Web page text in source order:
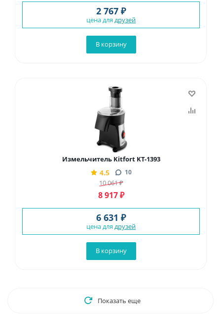
2 767 ₽
цена для друзей
В корзину
Измельчитель Kitfort KT-1393
4.5 10
10 061₽
8 917₽
6 631 ₽
цена для друзей
В корзину
Показать еще